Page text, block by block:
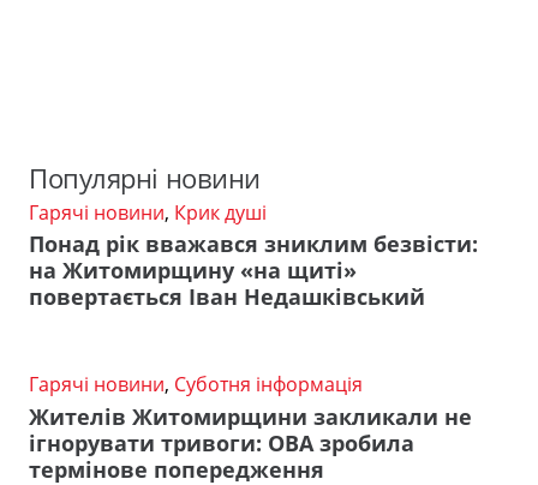
Популярні новини
Гарячі новини, Крик душі
Понад рік вважався зниклим безвісти:
на Житомирщину «на щиті»
повертається Іван Недашківський
Гарячі новини, Суботня інформація
Жителів Житомирщини закликали не
ігнорувати тривоги: ОВА зробила
термінове попередження